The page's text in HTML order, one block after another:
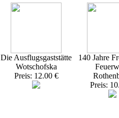
Die Ausflugsgaststätte
Wotschofska
Preis: 12.00 €
140 Jahre
Preis: